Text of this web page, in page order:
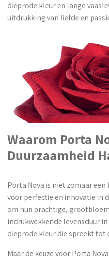
dieprode kleur en lange
uitdrukking van liefde en
Waarom Porta
Duurzaamheid
Porta Nova is niet zomaar
voor perfectie en innovatie in
om hun prachtige,
indrukwekkende levensduur in
dieprode kleur die spreekt tot
Maar de keuze voor Porta